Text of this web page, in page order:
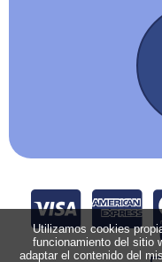
Utilizamos cookies
funcionamiento del sitio
adaptar el contenido del